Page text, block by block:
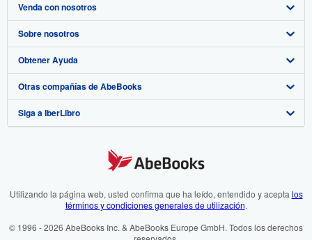
Búsqueda avanzada
Colecciones
Mi cuenta
Mis pedidos
Ver carrito
Venda con nosotros
Comenzar a vender
Únase a nuestro programa de afiliados
Recomiende un vendedor
Sobre nosotros
Sobre IberLibro
Medios
Empleo
Preferencias de cookies
Aviso de cookies
Obtener Ayuda
Preguntas frecuentes y guías
Atención al Cliente
Otras compañías de AbeBooks
AbeBooks.com
AbeBooks.fr
Siga a IberLibro
Utilizando la página web, usted confirma que ha leído, entendido y acepta los
términos y condiciones generales de utilización.
© 1996 - 2026 AbeBooks Inc. & AbeBooks Europe GmbH. Todos los derechos